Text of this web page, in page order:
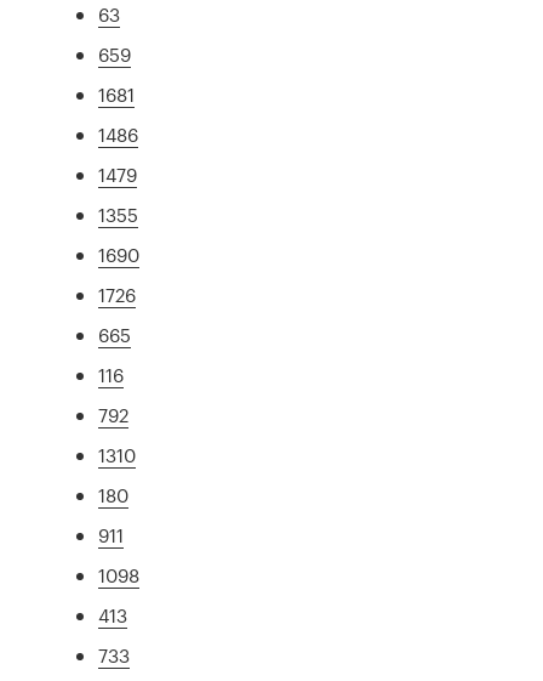
63
659
1681
1486
1479
1355
1690
1726
665
116
792
1310
180
911
1098
413
733